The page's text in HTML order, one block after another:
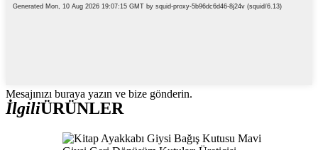
Mesajınızı buraya yazın ve bize gönderin.
İlgiliÜRÜNLER